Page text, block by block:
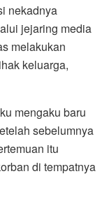
nekadnya
jejaring media
melakukan
keluarga,
mengaku baru
sebelumnya
itu
di tempatnya